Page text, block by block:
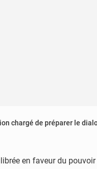
chargé de préparer le
en faveur du